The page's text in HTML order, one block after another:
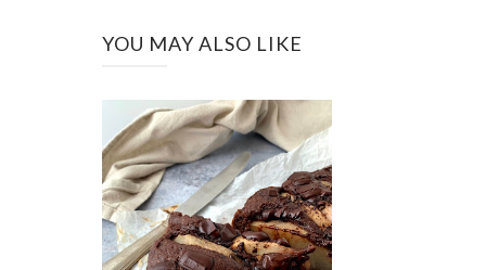
YOU MAY ALSO LIKE